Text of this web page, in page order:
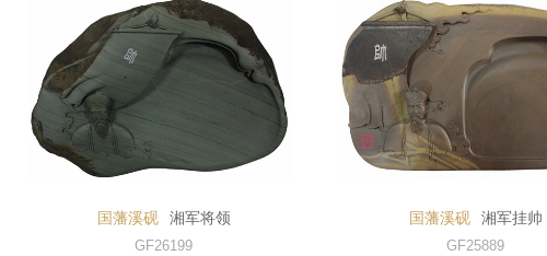
国藩溪砚 湘军将领
GF26199
国藩溪砚 湘军挂帅
GF25889